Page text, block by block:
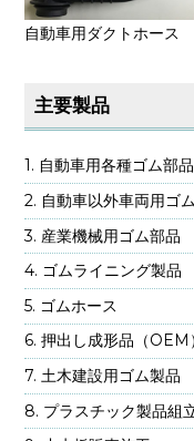
自動車用ダクトホース
主要製品
自動車用各種ゴム部品
自動車以外車両用ゴ
産業機械用ゴム部品
ゴムライニング製品
ゴムホース
押出し成形品（OEM
土木建設用ゴム製品
プラスチック製品組